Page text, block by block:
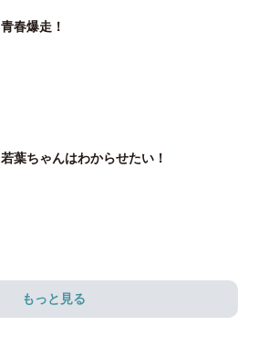
青春爆走！
若葉ちゃんはわからせたい！
もっと見る